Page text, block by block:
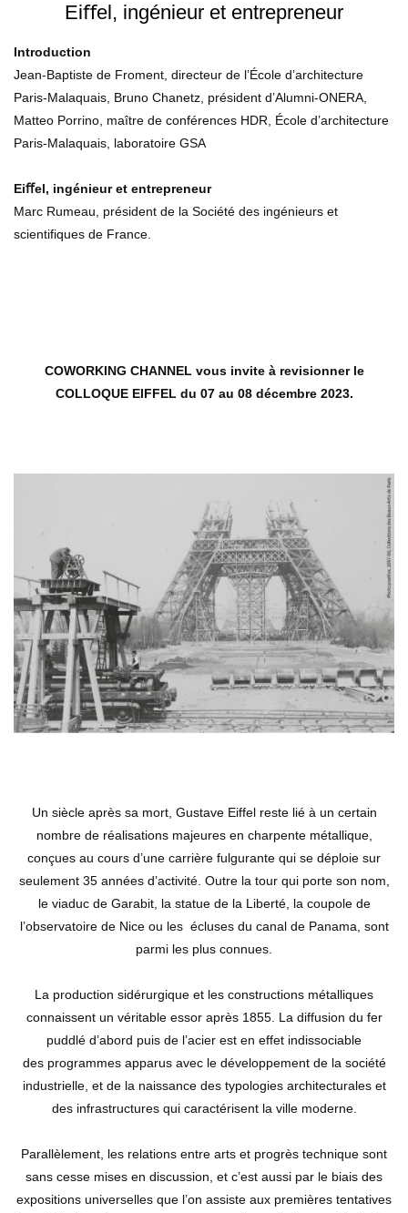
Eiﬀel, ingénieur et entrepreneur
Introduction
Jean-Baptiste de Froment, directeur de l’École d’architecture
Paris-Malaquais, Bruno Chanetz, président d’Alumni-ONERA,
Matteo Porrino, maître de conférences HDR, École d’architecture
Paris-Malaquais, laboratoire GSA
Eiﬀel, ingénieur et entrepreneur
Marc Rumeau, président de la Société des ingénieurs et
scientifiques de France.
COWORKING CHANNEL vous invite à revisionner le
COLLOQUE EIFFEL du 07 au 08 décembre 2023.
Un siècle après sa mort, Gustave Eiffel reste lié à un certain
nombre de réalisations majeures en charpente métallique,
conçues au cours d’une carrière fulgurante qui se déploie sur
seulement 35 années d’activité. Outre la tour qui porte son nom,
le viaduc de Garabit, la statue de la Liberté, la coupole de
l’observatoire de Nice ou les écluses du canal de Panama, sont
parmi les plus connues.
La production sidérurgique et les constructions métalliques
connaissent un véritable essor après 1855. La diffusion du fer
puddlé d’abord puis de l’acier est en effet indissociable
des programmes apparus avec le développement de la société
industrielle, et de la naissance des typologies architecturales et
des infrastructures qui caractérisent la ville moderne.
Parallèlement, les relations entre arts et progrès technique sont
sans cesse mises en discussion, et c’est aussi par le biais des
expositions universelles que l’on assiste aux premières tentatives